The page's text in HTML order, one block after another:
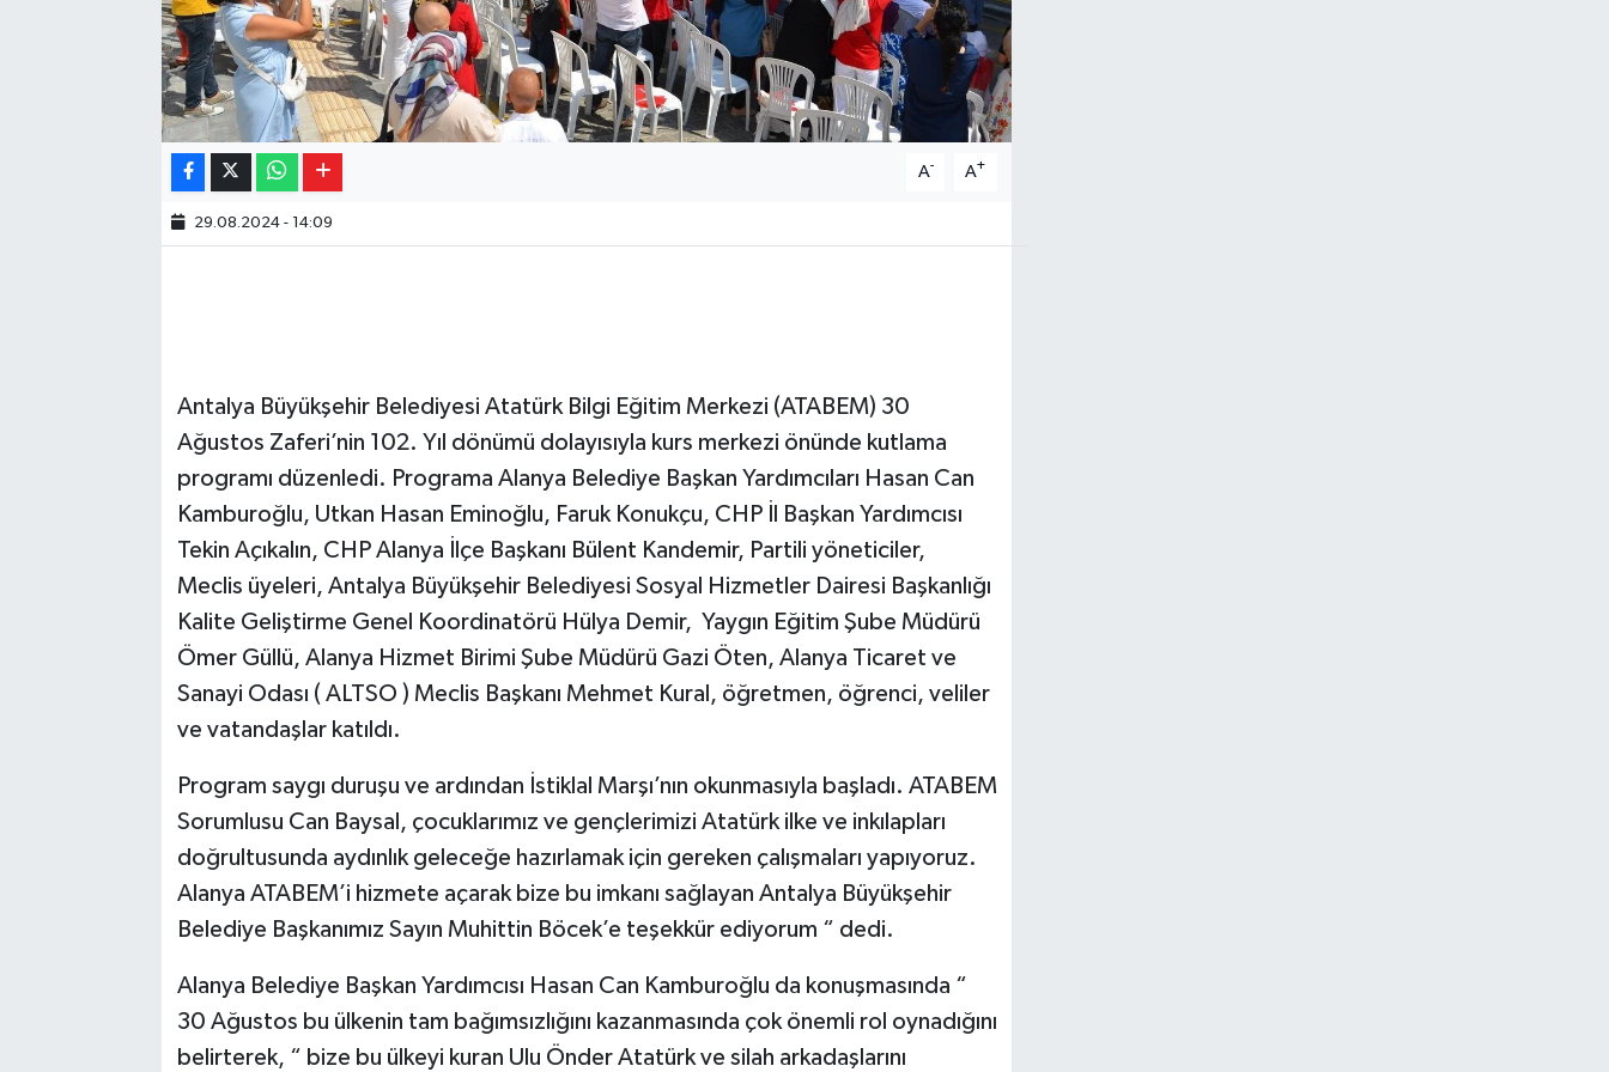
A- A+
29.08.2024 - 14:09
Antalya Büyükşehir Belediyesi Atatürk Bilgi Eğitim Merkezi (ATABEM) 30
Ağustos Zaferi’nin 102. Yıl dönümü dolayısıyla kurs merkezi önünde kutlama
programı düzenledi. Programa Alanya Belediye Başkan Yardımcıları Hasan Can
Kamburoğlu, Utkan Hasan Eminoğlu, Faruk Konukçu, CHP İl Başkan Yardımcısı
Tekin Açıkalın, CHP Alanya İlçe Başkanı Bülent Kandemir, Partili yöneticiler,
Meclis üyeleri, Antalya Büyükşehir Belediyesi Sosyal Hizmetler Dairesi Başkanlığı
Kalite Geliştirme Genel Koordinatörü Hülya Demir, Yaygın Eğitim Şube Müdürü
Ömer Güllü, Alanya Hizmet Birimi Şube Müdürü Gazi Öten, Alanya Ticaret ve
Sanayi Odası ( ALTSO ) Meclis Başkanı Mehmet Kural, öğretmen, öğrenci, veliler
ve vatandaşlar katıldı.
Program saygı duruşu ve ardından İstiklal Marşı’nın okunmasıyla başladı. ATABEM
Sorumlusu Can Baysal, çocuklarımız ve gençlerimizi Atatürk ilke ve inkılapları
doğrultusunda aydınlık geleceğe hazırlamak için gereken çalışmaları yapıyoruz.
Alanya ATABEM’i hizmete açarak bize bu imkanı sağlayan Antalya Büyükşehir
Belediye Başkanımız Sayın Muhittin Böcek’e teşekkür ediyorum “ dedi.
Alanya Belediye Başkan Yardımcısı Hasan Can Kamburoğlu da konuşmasında “
30 Ağustos bu ülkenin tam bağımsızlığını kazanmasında çok önemli rol oynadığını
belirterek, “ bize bu ülkeyi kuran Ulu Önder Atatürk ve silah arkadaşlarını